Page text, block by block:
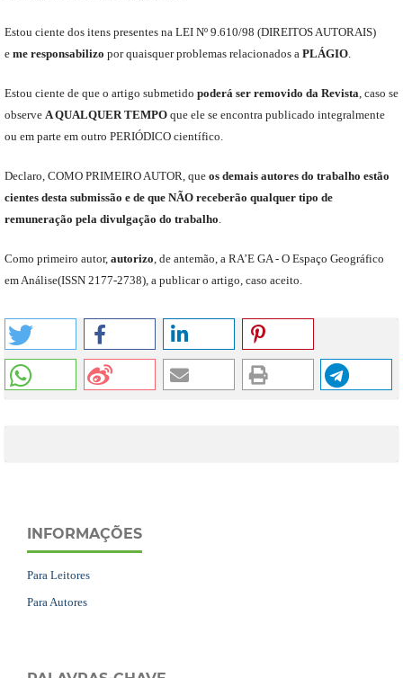
Estou ciente dos itens presentes na LEI Nº 9.610/98 (DIREITOS AUTORAIS)
e meresponsabilizo por quaisquer problemas relacionados a PLÁGIO.
Estou ciente de que o artigo submetido poderá ser removido da Revista caso se
observe A QUALQUER TEMPOque elese encontra publicado integralmente
ou em parte em outro PERIÓDICOcientífico.
Declaro COMO PRIMEIRO AUTOR que os demais autores do trabalho estão
cientes desta submissão e de que NÃOreceberão qualquer tipo de
remuneração pela divulgação do trabalho
Como primeiro autor, autorizo de antemão, a RA’E GA - O Espaço Geográfico
em Análise(ISSN 2177-2738), a publicar o artigo, caso aceito.
INFORMAÇÕES
Para Leitores
Para Autores